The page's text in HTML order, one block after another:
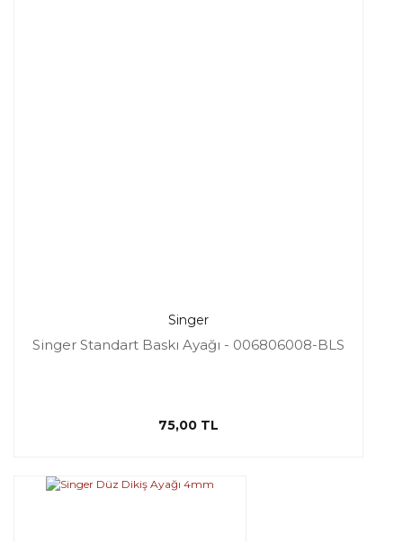
Singer
Singer Standart Baskı Ayağı - 006806008-BLS
75,00 TL